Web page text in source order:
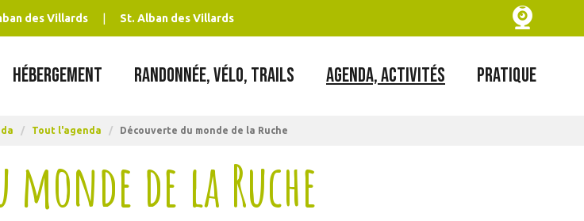
des Villards St. Alban des Villards
HÉBERGEMENT RANDONNÉE, VÉLO, TRAILS AGENDA, ACTIVITÉS PRATIQUE
/ Tout l'agenda / Découverte du monde de la Ruche
de la Ruche